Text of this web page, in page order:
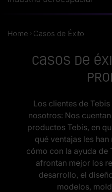
Home Casos de Éxito
Casos de
Los clientes de
nosotros: Nos
productos Tebis, en
qué ventajas les
cómo con la ayuda de
afrontan mejor los
desarrollo, el
modelos,